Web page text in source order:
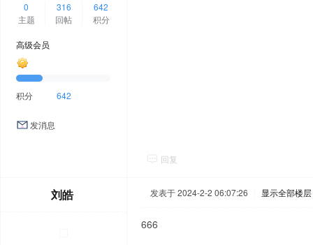
0
主题
316
回帖
642
积分
高级会员
积分 642
发消息
回复
刘皓 发表于 2024-2-2 06:07:26 显示全部楼层
666